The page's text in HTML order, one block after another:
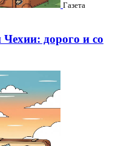
Газета
дорого и со